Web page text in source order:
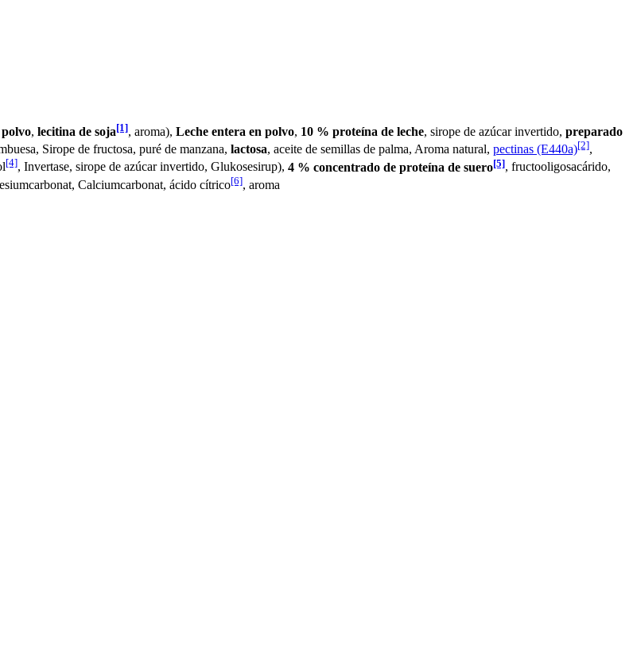
, lecitina de soja[1], aroma), Leche entera en polvo, 10 % proteína de leche, sirope de azúcar invertido, preparado
Sirope de fructosa, puré de manzana, lactosa, aceite de semillas de palma, Aroma natural, pectinas (E440a)[2],
[4], Invertase, sirope de azúcar invertido, Glukosesirup), 4 % concentrado de proteína de suero[5], fructooligosacárido,
Calciumcarbonat, ácido cítrico[6], aroma